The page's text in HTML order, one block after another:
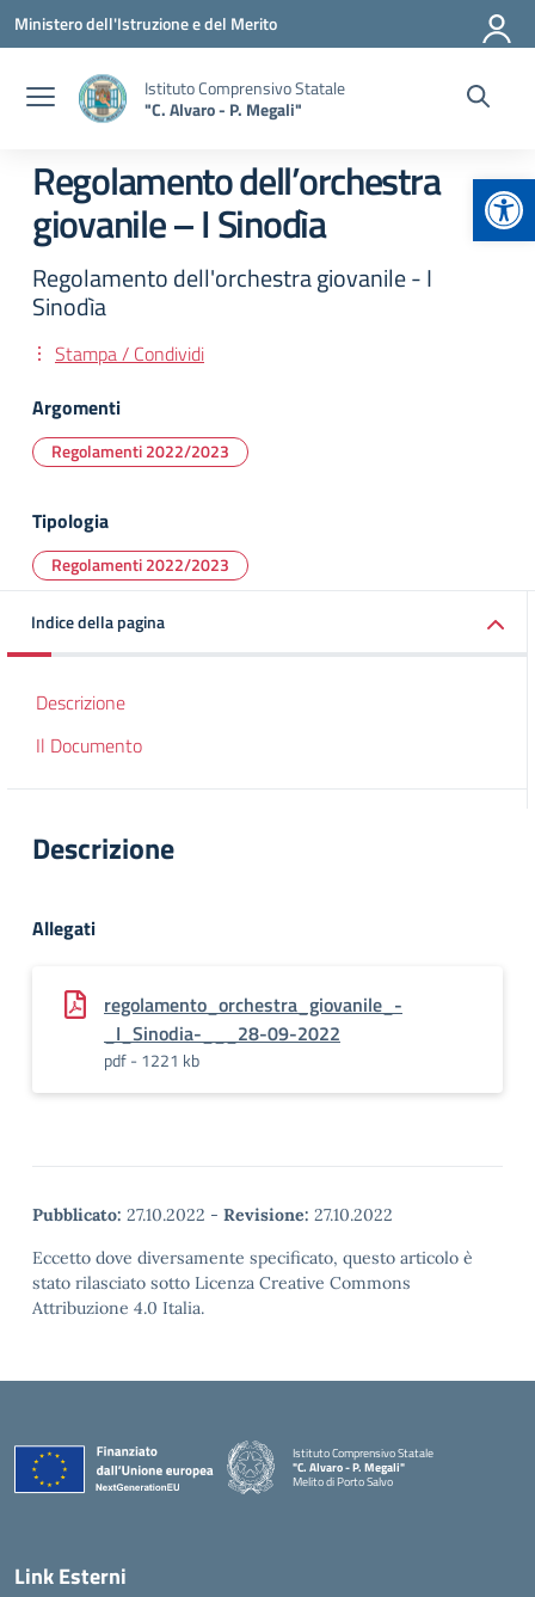
Vai ai contenuti
Vai al menu di navigazione
Vai al footer
Ministero dell'Istruzione e del Merito
Istituto Comprensivo Statale
"C. Alvaro - P. Megali"
Regolamento dell’orchestra
giovanile – I Sinodìa
Regolamento dell'orchestra giovanile - I
Sinodìa
Stampa / Condividi
Argomenti
Regolamenti 2022/2023
Tipologia
Regolamenti 2022/2023
Indice della pagina
Descrizione
Il Documento
Descrizione
Allegati
regolamento_orchestra_giovanile_-
_I_Sinodia-___28-09-2022
pdf - 1221 kb
Pubblicato: 27.10.2022 - Revisione: 27.10.2022
Eccetto dove diversamente specificato, questo articolo è
stato rilasciato sotto Licenza Creative Commons
Attribuzione 4.0 Italia.
Istituto Comprensivo Statale
"C. Alvaro - P. Megali"
Melito di Porto Salvo
Link Esterni